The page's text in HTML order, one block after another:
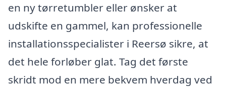
en ny tørretumbler eller ønsker at
udskifte en gammel, kan professionelle
installationsspecialister i Reersø sikre, at
det hele forløber glat. Tag det første
skridt mod en mere bekvem hverdag ved